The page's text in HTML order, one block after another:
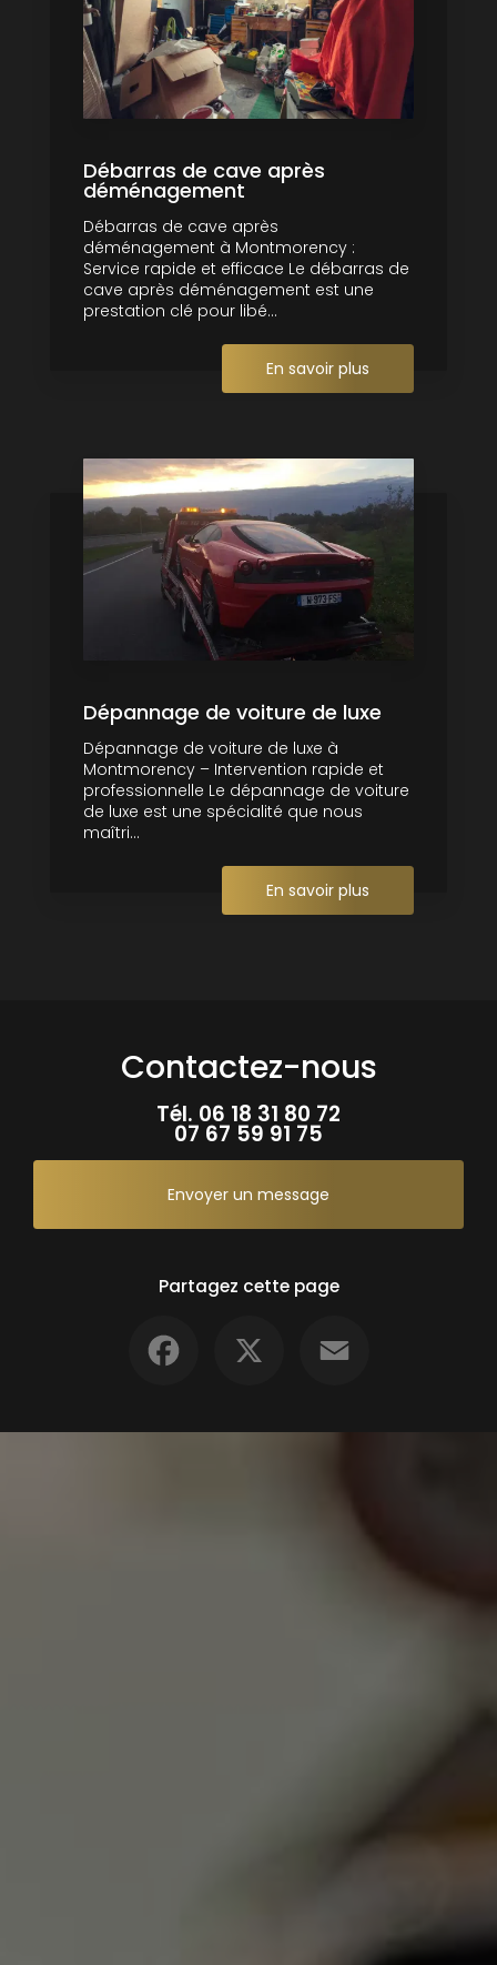
Débarras de cave après
déménagement
Débarras de cave après
déménagement à Montmorency :
Service rapide et efficace Le débarras de
cave après déménagement est une
prestation clé pour libé...
En savoir plus
Dépannage de voiture de luxe
Dépannage de voiture de luxe à
Montmorency – Intervention rapide et
professionnelle Le dépannage de voiture
de luxe est une spécialité que nous
maîtri...
En savoir plus
Contactez-nous
Tél. 06 18 31 80 72
07 67 59 91 75
Envoyer un message
Partagez cette page